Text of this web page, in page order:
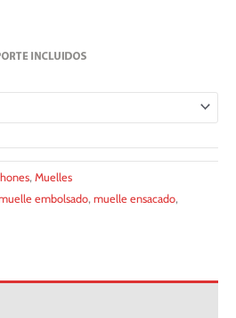
, Muelles
embolsado, muelle ensacado,